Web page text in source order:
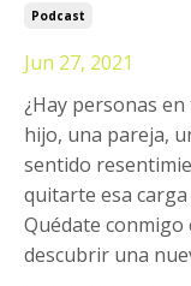
Podcast
Jun 27, 2021
¿Hay personas
hijo, una pareja,
sentido
quitarte esa
Quédate
descubrir una